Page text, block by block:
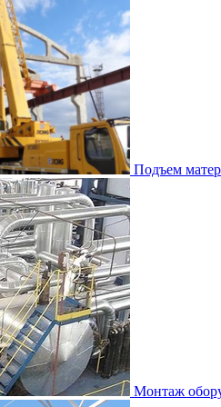
Подъем
Монтаж